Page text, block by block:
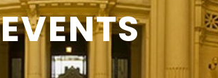
EVENTS